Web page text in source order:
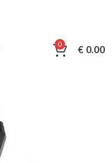
0 €0.00